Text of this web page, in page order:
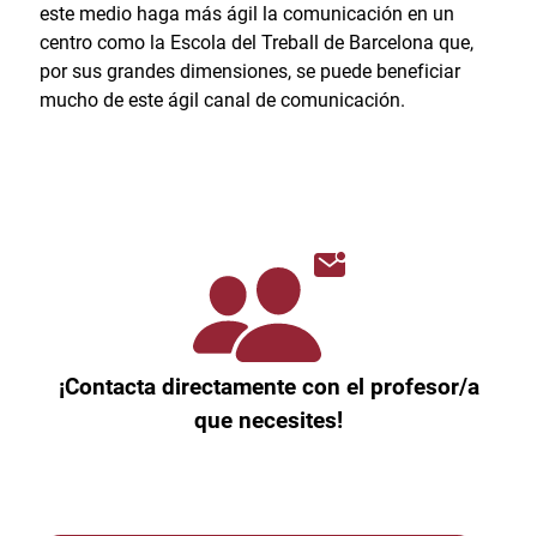
este medio haga más ágil la comunicación en un
centro como la Escola del Treball de Barcelona que,
por sus grandes dimensiones, se puede beneficiar
mucho de este ágil canal de comunicación.
¡Contacta directamente con el profesor/a
que necesites!